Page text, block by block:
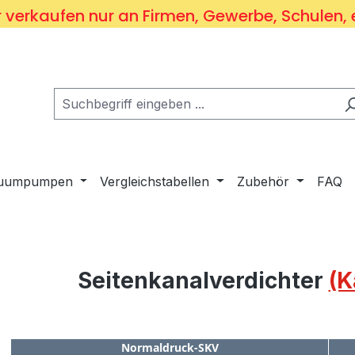
verkaufen nur an Firmen, Gewerbe, Schulen,
Vergleichstabellen Zubehör FAQ
Seitenkanalverdichter
Normaldruck-SKV